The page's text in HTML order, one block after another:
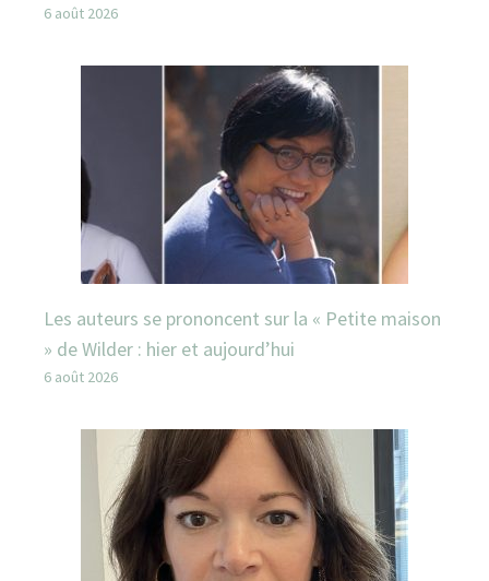
6 août 2026
Les auteurs se prononcent sur la « Petite maison
» de Wilder : hier et aujourd’hui
6 août 2026